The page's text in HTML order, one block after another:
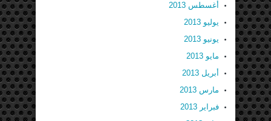
أغسطس 2013
يوليو 2013
يونيو 2013
مايو 2013
أبريل 2013
مارس 2013
فبراير 2013